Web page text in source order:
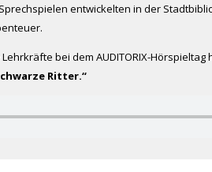
entwickelten in der
bei dem AUDITORIX-
Ritter.“